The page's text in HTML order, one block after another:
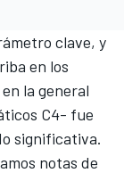
clave, y
en los
la general
C4- fue
significativa.
notas de